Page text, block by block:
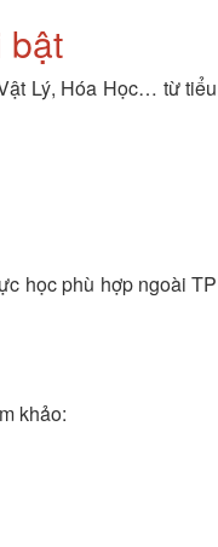
bật
Lý, Hóa Học… từ tiểu
học phù hợp ngoài TP
khảo: